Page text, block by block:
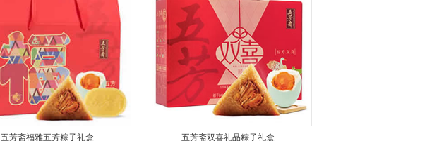
五芳斋福雅五芳粽子礼盒
五芳斋双喜礼品粽子礼盒